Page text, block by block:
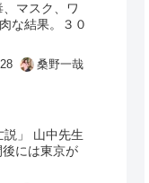
マスク、ワ
な結果。３０
桑野一哉
」 山中先生
には東京が